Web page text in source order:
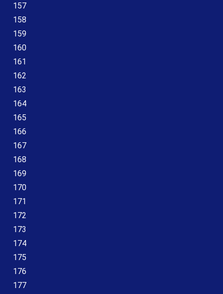
157
158
159
160
161
162
163
164
165
166
167
168
169
170
171
172
173
174
175
176
177